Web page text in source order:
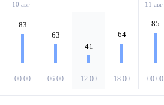
10 авг
83
00:00
63
06:00
41
12:00
64
18:00
11 авг
85
00:00